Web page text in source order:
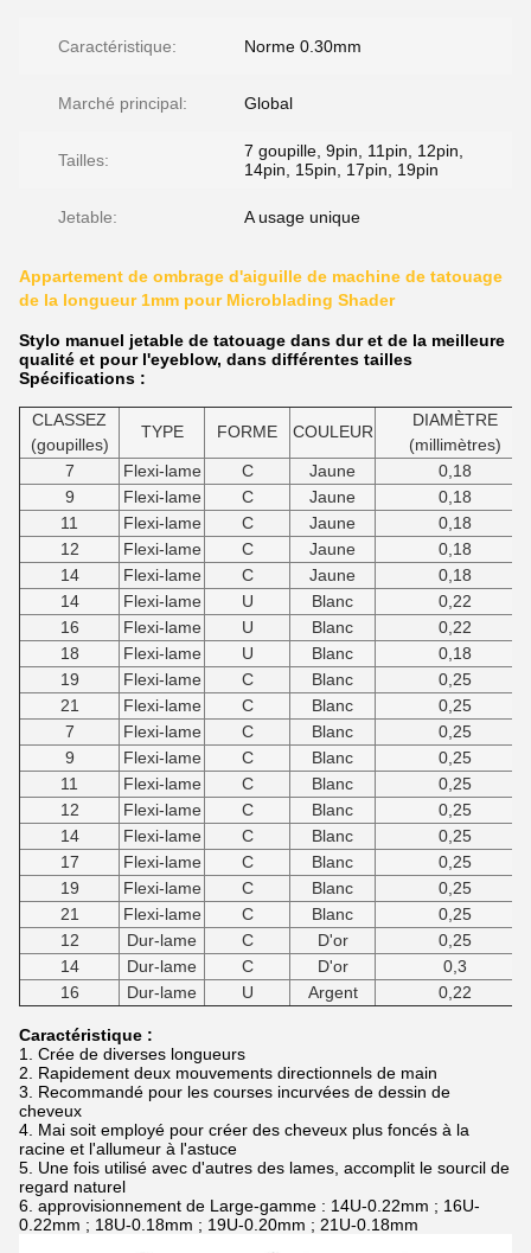
Caractéristique: Norme 0.30mm
Marché principal: Global
Tailles:
7 goupille, 9pin, 11pin, 12pin,
14pin, 15pin, 17pin, 19pin
Jetable: A usage unique
Appartement de ombrage d'aiguille de machine de tatouage
de la longueur 1mm pour Microblading Shader
Stylo manuel jetable de tatouage dans dur et de la meilleure
qualité et pour l'eyeblow, dans différentes tailles
Spécifications :
CLASSEZ
(goupilles)
TYPE FORME COULEUR
DIAMÈTRE
(millimètres)
7
Flexi-lame C Jaune
0,18
9
Flexi-lame C Jaune
0,18
11
Flexi-lame C Jaune
0,18
12
Flexi-lame C Jaune
0,18
14
Flexi-lame C Jaune
0,18
14
Flexi-lame U Blanc
0,22
16
Flexi-lame U Blanc
0,22
18
Flexi-lame U Blanc
0,18
19
Flexi-lame C Blanc
0,25
21
Flexi-lame C Blanc
0,25
7
Flexi-lame C Blanc
0,25
9
Flexi-lame C Blanc
0,25
11
Flexi-lame C Blanc
0,25
12
Flexi-lame C Blanc
0,25
14
Flexi-lame C Blanc
0,25
17
Flexi-lame C Blanc
0,25
19
Flexi-lame C Blanc
0,25
21
Flexi-lame C Blanc
0,25
12
Dur-lame C D'or
0,25
14
Dur-lame C D'or
0,3
16
Dur-lame U Argent 0,22
Caractéristique :
1. Crée de diverses longueurs
2. Rapidement deux mouvements directionnels de main
3. Recommandé pour les courses incurvées de dessin de
cheveux
4. Mai soit employé pour créer des cheveux plus foncés à la
racine et l'allumeur à l'astuce
5. Une fois utilisé avec d'autres des lames, accomplit le sourcil de
regard naturel
6. approvisionnement de Large-gamme : 14U-0.22mm ; 16U-
0.22mm ; 18U-0.18mm ; 19U-0.20mm ; 21U-0.18mm